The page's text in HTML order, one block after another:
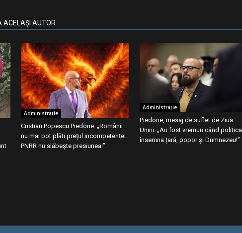
ACELAȘI AUTOR
Administrație
Cristian Popescu Piedone: „Românii
nu mai pot plăti prețul incompetenței.
PNRR nu slăbește presiunea!”
Administrație
Piedone, mesaj de suflet de Ziua
Unirii: „Au fost vremuri când politica
însemna țară, popor și Dumnezeu!”